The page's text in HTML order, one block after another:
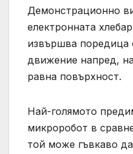
Демонстрационно
електронната
извършва поредица
движение напред,
равна повърхност.
Най-голямото
микроробот в
той може гъвкаво